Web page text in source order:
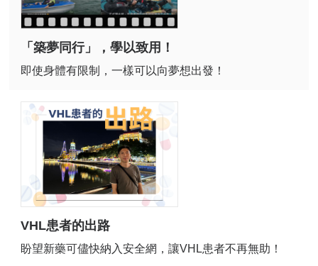
「築夢同行」，學以致用！
即使身體有限制，一樣可以向夢想出發！
VHL患者的出路
盼望新藥可儘快納入安全網，讓VHL患者不再無助！